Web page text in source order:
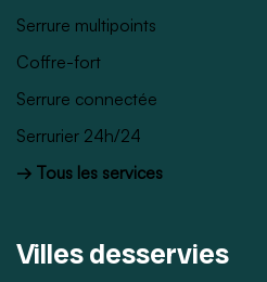
Serrure multipoints
Coffre-fort
Serrure connectée
Serrurier 24h/24
→ Tous les services
Villes desservies